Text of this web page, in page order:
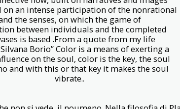
on an intense participation of the nonrational
the senses, on which the game of
between individuals and the completed
is based .From a quote from my life
Borio” Color is a means of exerting a
on the soul, color is the key, the soul
and with this or that key it makes the soul
vibrate..